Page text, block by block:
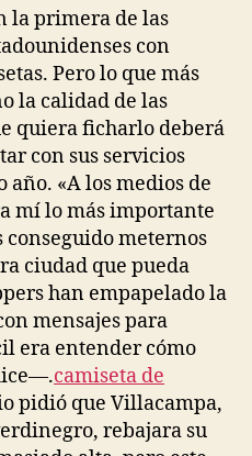
entrada
la primera de las
con
Pero lo que más
la calidad de las
quiera ficharlo deberá
con sus servicios
«A los medios de
mí lo más importante
conseguido meternos
ciudad que pueda
han empapelado la
mensajes para
era entender cómo
camiseta de
pidió que Villacampa,
rebajara su